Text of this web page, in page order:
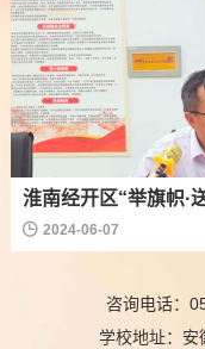
淮南经开区“举旗帜·
2024-06-07
咨询电话：
学校地址：安